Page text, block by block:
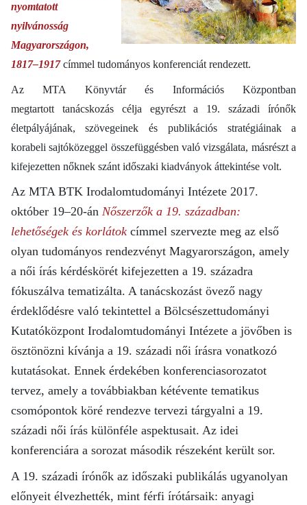
nyomtatott
nyilvánosság
Magyarországon,
1817–1917 címmel tudományos konferenciát rendezett.
AzMTA Könyvtár és Információs Központban
megtartott tanácskozás célja egyrészt a 19. századi írónők
életpályájának, szövegeinek és publikációs stratégiáinak a
korabeli sajtóközeggel összefüggésben való vizsgálata, másrészt a
kifejezetten nőknek szánt időszaki kiadványok áttekintése volt.
Az MTA BTK Irodalomtudományi Intézete 2017.
október 19–20-án Nőszerzők a 19. században:
lehetőségek és korlátokcímmel szervezte meg az első
olyan tudományos rendezvényt Magyarországon, amely
a női írás kérdéskörét kifejezetten a 19. századra
fókuszálva tematizálta. A tanácskozást övező nagy
érdeklődésre való tekintettel a Bölcsészettudományi
Kutatóközpont Irodalomtudományi Intézete a jövőben is
ösztönözni kívánja a 19. századi női írásra vonatkozó
kutatásokat. Ennek érdekében konferenciasorozatot
tervez, amelya továbbiakban kétévente tematikus
csomópontok köré rendezve tervezi tárgyalni a 19.
századi női írás különféle aspektusait. Az idei
konferenciára a sorozat második részeként került sor.
A 19. századi írónők az időszaki publikálás ugyanolyan
előnyeit élvezhették, mint férfi írótársaik: anyagi